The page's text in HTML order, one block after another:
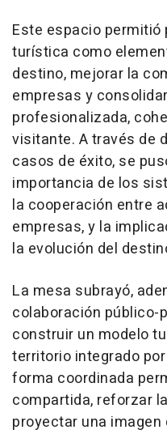
Este espacio
turística como
destino, mejorar la
empresas y
profesionalizada,
visitante. A través de
casos de éxito, se
importancia de los
la cooperación entre
empresas, y la
la evolución del
La mesa subrayó,
colaboración público-
construir un modelo
territorio integrado
forma coordinada
compartida, reforzar
proyectar una